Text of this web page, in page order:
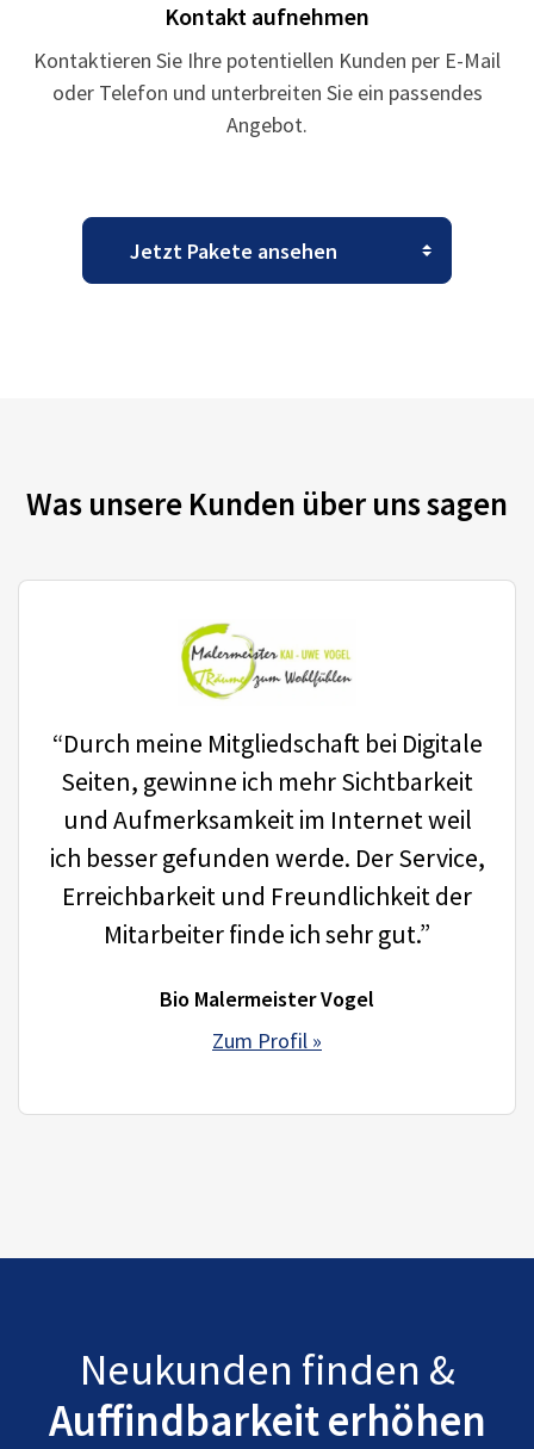
Kontakt aufnehmen
Kontaktieren Sie Ihre potentiellen Kunden per E-Mail
oder Telefon und unterbreiten Sie ein passendes
Angebot.
Was unsere Kunden über uns sagen
“Durch meine Mitgliedschaft bei Digitale
Seiten, gewinne ich mehr Sichtbarkeit
und Aufmerksamkeit im Internet weil
ich besser gefunden werde. Der Service,
Erreichbarkeit und Freundlichkeit der
Mitarbeiter finde ich sehr gut.”
Bio Malermeister Vogel
Zum Profil »
Neukunden finden &
Auffindbarkeit erhöhen